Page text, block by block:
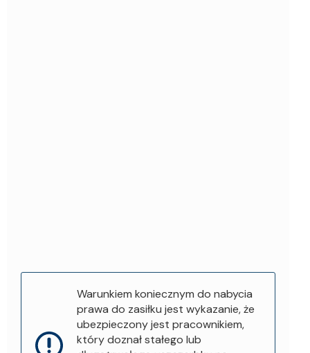
Warunkiem koniecznym do nabycia
prawa do zasiłku jest wykazanie, że
ubezpieczony jest pracownikiem,
który doznał stałego lub